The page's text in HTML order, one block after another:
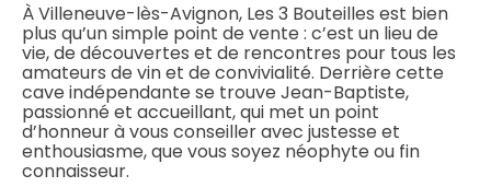
À Villeneuve-lès-Avignon, Les 3 Bouteilles est bien
plus qu’un simple point de vente : c’est un lieu de
vie, de découvertes et de rencontres pour tous les
amateurs de vin et de convivialité. Derrière cette
cave indépendante se trouve Jean-Baptiste,
passionné et accueillant, qui met un point
d’honneur à vous conseiller avec justesse et
enthousiasme, que vous soyez néophyte ou fin
connaisseur.